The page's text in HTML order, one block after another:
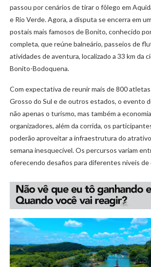
passou por cenários de tirar o fôlego em
e Rio Verde. Agora, a disputa se encerra em
postais mais famosos de Bonito, conhecido
completa, que reúne balneário, passeios de
atividades de aventura, localizado a 33 km da
Bonito-Bodoquena.
Com expectativa de reunir mais de 800
Grosso do Sul e de outros estados, o evento
não apenas o turismo, mas também a
organizadores, além da corrida, os
poderão aproveitar a infraestrutura do
semana inesquecível. Os percursos variam
oferecendo desafios para diferentes níveis de